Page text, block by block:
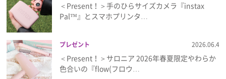
＜Present！＞手のひらサイズカメラ『instax
Pal™』とスマホプリンタ…
プレゼント 2026.06.4
＜Present！＞サロニア 2026年春夏限定やわらか
色合いの『flow(フロウ…